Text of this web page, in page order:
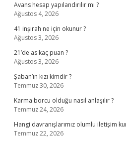
Avans hesap yapılandırılır mı ?
Ağustos 4, 2026
41 inşirah ne için okunur ?
Ağustos 3, 2026
21’de as kaç puan ?
Ağustos 3, 2026
Şaban’ın kızı kimdir ?
Temmuz 30, 2026
Karma borcu olduğu nasıl anlaşılır ?
Temmuz 24, 2026
Hangi davranışlarımız olumlu iletişim
Temmuz 22, 2026